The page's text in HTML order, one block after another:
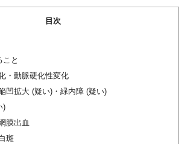
目次
こと
・動脈硬化性変化
凹拡大 (疑い)・緑内障 (疑い)
)
膜出血
斑